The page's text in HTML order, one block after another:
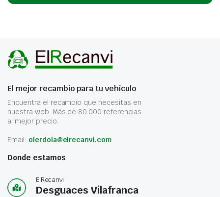
El mejor recambio para tu vehículo
Encuentra el recambio que necesitas en
nuestra web. Más de 80.000 referencias
al mejor precio.
Email: olerdola@elrecanvi.com
Donde estamos
ElRecanvi
Desguaces Vilafranca